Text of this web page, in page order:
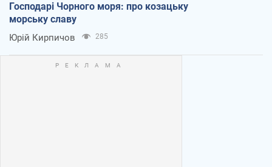
Господарі Чорного моря: про козацьку
морську славу
Юрій Кирпичов 285